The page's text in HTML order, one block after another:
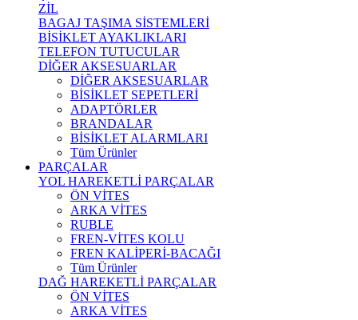
ZİL
BAGAJ TAŞIMA SİSTEMLERİ
BİSİKLET AYAKLIKLARI
TELEFON TUTUCULAR
DİĞER AKSESUARLAR
DİĞER AKSESUARLAR
BİSİKLET SEPETLERİ
ADAPTÖRLER
BRANDALAR
BİSİKLET ALARMLARI
Tüm Ürünler
PARÇALAR
YOL HAREKETLİ PARÇALAR
ÖN VİTES
ARKA VİTES
RUBLE
FREN-VİTES KOLU
FREN KALİPERİ-BACAĞI
Tüm Ürünler
DAĞ HAREKETLİ PARÇALAR
ÖN VİTES
ARKA VİTES